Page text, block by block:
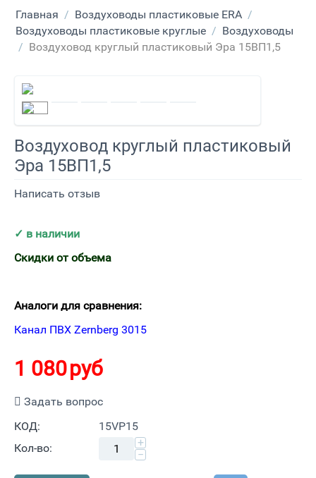
Главная / Воздуховоды пластиковые ERA /
Воздуховоды пластиковые круглые / Воздуховоды
/ Воздуховод круглый пластиковый Эра 15ВП1,5
Воздуховод круглый пластиковый
Эра 15ВП1,5
Написать отзыв
✓ в наличии
Скидки от объема
Аналоги для сравнения:
Канал ПВХ Zernberg 3015
1 080руб
Задать вопрос
КОД:
15VP15
Кол-во:
+
−